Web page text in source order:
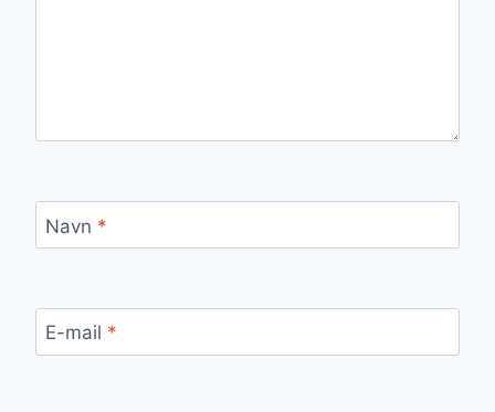
Navn *
E-mail *